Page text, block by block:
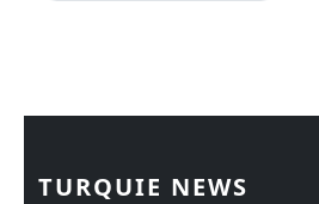
TURQUIE NEWS